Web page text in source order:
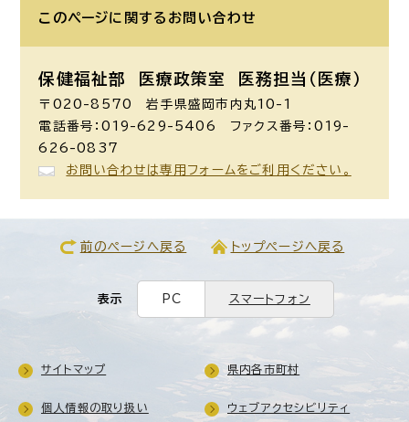
このページに関する お問い合わせ
保健福祉部 医療政策室 医務担当（医療）
〒020-8570 岩手県盛岡市内丸10-1
電話番号：019-629-5406 ファクス番号：019-
626-0837
お問い合わせは専用フォームをご利用ください。
前のページへ戻る トップページへ戻る
表示 PC スマートフォン
サイトマップ 県内各市町村
個人情報の取り扱い ウェブアクセシビリティ